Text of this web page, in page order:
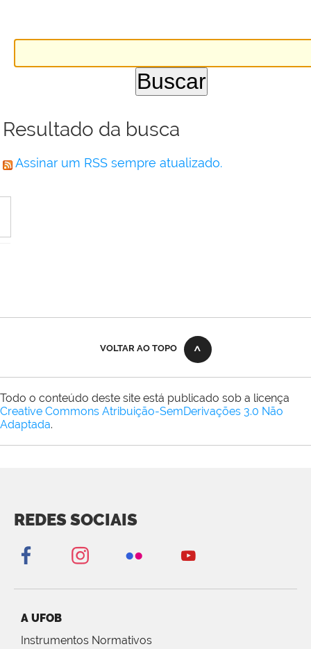
Resultado da busca
Assinar um RSS sempre atualizado.
VOLTAR AO TOPO
Todo o conteúdo deste site está publicado sob a licença
Creative Commons Atribuição-SemDerivações 3.0 Não
Adaptada.
REDES SOCIAIS
A UFOB
Instrumentos Normativos